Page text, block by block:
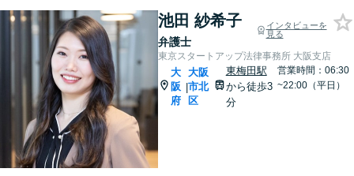
池田 紗希子
弁護士
インタビューを
見る
東京スタートアップ法律事務所 大阪支店
大
阪
府
|
大阪
市北
区
東梅田駅
から徒歩3
分
営業時間：06:30
~22:00（平日）